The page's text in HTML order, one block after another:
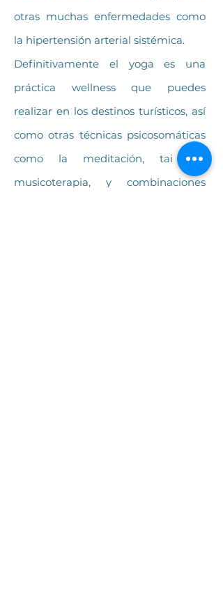
otras muchas enfermedades como
la hipertensión arterial sistémica.
Definitivamente el yoga es una
práctica wellness que puedes
realizar en los destinos turísticos, así
como otras técnicas psicosomáticas
como la meditación, tai chi,
musicoterapia, y combinaciones